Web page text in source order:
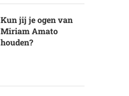
Kun jij je ogen van
Miriam Amato
houden?